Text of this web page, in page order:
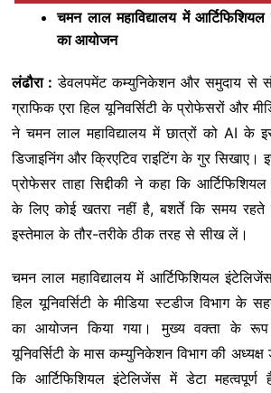
चमन लाल महाविद्यालय में
का आयोजन
लंढौरा : डेवलपमेंट कम्युनिकेशन और समुदाय से
ग्राफिक एरा हिल यूनिवर्सिटी के प्रोफेसरों और
ने चमन लाल महाविद्यालय में छात्रों को AI के
डिजाइनिंग और क्रिएटिव राइटिंग के गुर सिखाए।
प्रोफेसर ताहा सिद्दीकी ने कहा कि
के लिए कोई खतरा नहीं है, बशर्ते कि समय
इस्तेमाल के तौर-तरीके ठीक तरह से सीख लें।
चमन लाल महाविद्यालय में आर्टिफिशियल
हिल यूनिवर्सिटी के मीडिया स्टडीज विभाग के
का आयोजन किया गया। मुख्य वक्ता के रूप
यूनिवर्सिटी के मास कम्युनिकेशन विभाग की अध्यक्ष
कि आर्टिफिशियल इंटेलिजेंस में डेटा महत्वपूर्ण